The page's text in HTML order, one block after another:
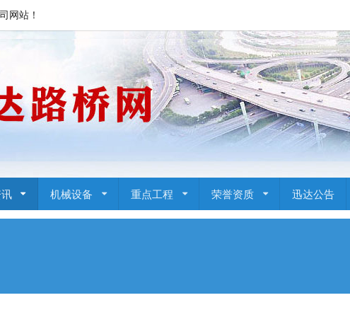
网站！
机械设备 重点工程 荣誉资质 迅达公告